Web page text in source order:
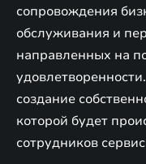
сопровождения
обслуживания и
направленных на
создание
которой будет
сотрудников